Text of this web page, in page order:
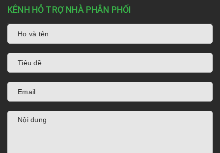
KÊNH HỖ TRỢ NHÀ PHÂN PHỐI